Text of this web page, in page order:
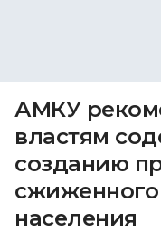
АМКУ
властям
созданию
сжиженного
населения